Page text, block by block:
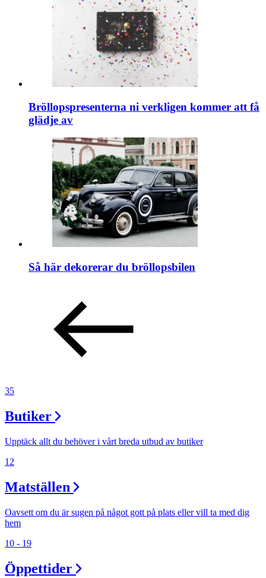
Bröllopspresenterna ni verkligen kommer att få
glädje av
Så här dekorerar du bröllopsbilen
35
Butiker
Upptäck allt du behöver i vårt breda utbud av butiker
12
Matställen
Oavsett om du är sugen på något gott på plats eller vill ta med dig
hem
10 - 19
Öppettider